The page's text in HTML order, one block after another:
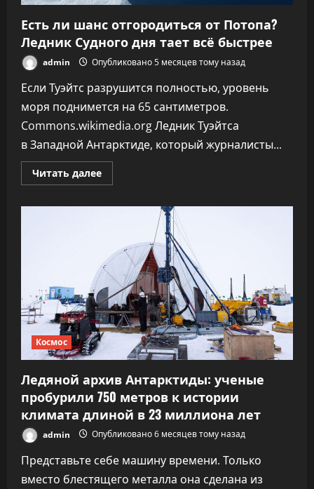
Есть ли шанс отгородиться от Потопа?
Ледник Судного дня тает всё быстрее
admin Опубликовано 5 месяцев тому назад
Если Туэйтс разрушится полностью, уровень
моря поднимется на 65 сантиметров.
Commons.wikimedia.org Ледник Туэйтса
в Западной Антарктиде, который журналисты...
Читать далееПрочитать
больше
отгородиться
Потопа?
Ледник
Судного
дня
тает
всё
быстрее
Космос
Ледяной архив Антарктиды: ученые
пробурили 750 метров к истории
климата длиной в 23 миллиона лет
admin Опубликовано 6 месяцев тому назад
Представьте себе машину времени. Только
вместо блестящего металла она сделана из